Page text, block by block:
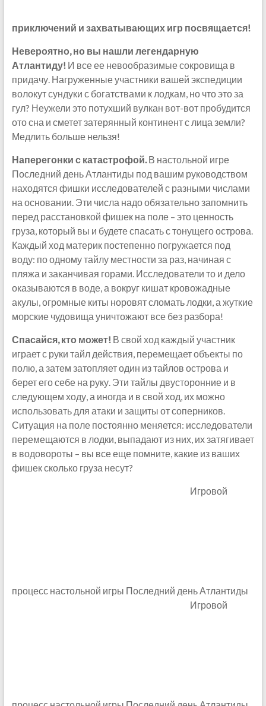
приключений и захватывающих игр посвящается!
Невероятно, но вы нашли легендарную
Атлантиду!И все ее невообразимые сокровища в
придачу. Нагруженные участники вашей экспедиции
волокут сундуки с богатствами к лодкам, но что это за
гул? Неужели это потухший вулкан вот-вот пробудится
ото сна и сметет затерянный континент с лица земли?
Медлить больше нельзя!
Наперегонки с катастрофой.В настольной игре
Последний день Атлантиды под вашим руководством
находятся фишки исследователей с разными числами
на основании. Эти числа надо обязательно запомнить
перед расстановкой фишек на поле – это ценность
груза, который вы и будете спасать с тонущего острова.
Каждый ход материк постепенно погружается под
воду: по одному тайлу местности за раз, начиная с
пляжа и заканчивая горами. Исследователи то и дело
оказываются в воде, а вокруг кишат кровожадные
акулы, огромные киты норовят сломать лодки, а жуткие
морские чудовища уничтожают все без разбора!
Спасайся, кто может!В свой ход каждый участник
играет с руки тайл действия, перемещает объекты по
полю, а затем затопляет один из тайлов острова и
берет его себе на руку. Эти тайлы двусторонние и в
следующем ходу, а иногда и в свой ход, их можно
использовать для атаки и защиты от соперников.
Ситуация на поле постоянно меняется: исследователи
перемещаются в лодки, выпадают из них, их затягивает
в водовороты – вы все еще помните, какие из ваших
фишек сколько груза несут?
Игровой
процесс настольной игры Последний день Атлантиды
Игровой